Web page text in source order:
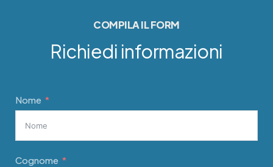
Richiedi informazioni
COMPILA IL FORM
Nome
Cognome